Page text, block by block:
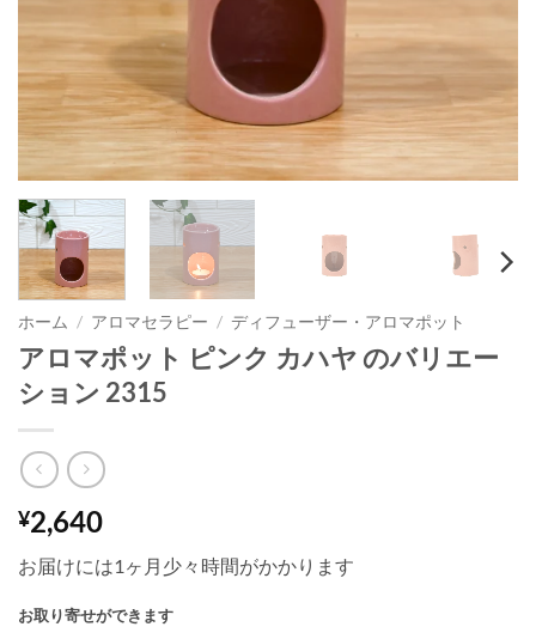
ホーム / アロマセラピー / ディフューザー・アロマポット
アロマポット ピンク カハヤ のバリエー
ション 2315
¥2,640
お届けには1ヶ月少々時間がかかります
お取り寄せができます